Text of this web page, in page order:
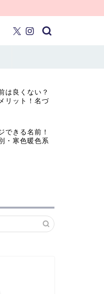
は良くない？
リット！名づ
できる名前！
・寒色暖色系